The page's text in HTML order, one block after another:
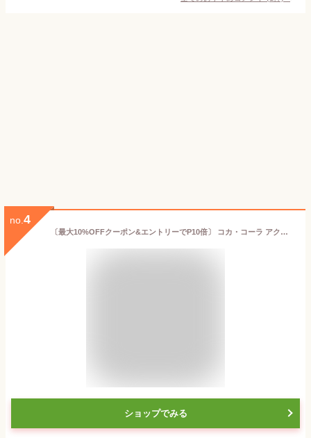
no. 4
〔最大10%OFFクーポン&エントリーでP10倍〕 コカ・コーラ アクエリアス ゼロ 2L ペットボトル 12本 (6本入×2 まとめ買い) 〔熱中症対策 スポーツドリンク〕
ショップでみる